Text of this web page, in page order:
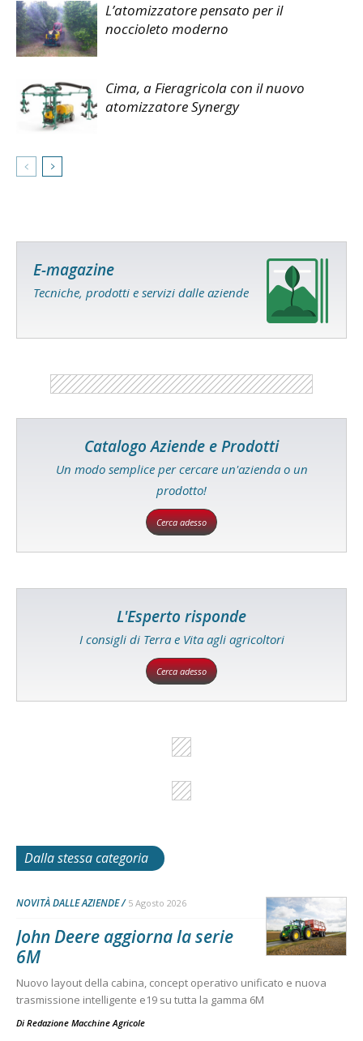
L’atomizzatore pensato per il
noccioleto moderno
Cima, a Fieragricola con il nuovo
atomizzatore Synergy
E-magazine
Tecniche, prodotti e servizi dalle aziende
Catalogo Aziende e Prodotti
Un modo semplice per cercare un'azienda o un
prodotto!
Cerca adesso
L'Esperto risponde
I consigli di Terra e Vita agli agricoltori
Cerca adesso
Dalla stessa categoria
NOVITÀ DALLE AZIENDE 5 Agosto 2026
John Deere aggiorna la serie
6M
Nuovo layout della cabina, concept operativo unificato e nuova
trasmissione intelligente e19 su tutta la gamma 6M
Di Redazione Macchine Agricole